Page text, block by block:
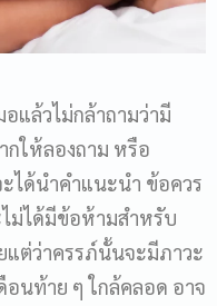
แล้วไม่กล้าถามว่ามี
กให้ลองถาม หรือ
ได้นำคำแนะนำ ข้อควร
ม่ได้มีข้อห้ามสำหรับ
แต่ว่าครรภ์นั้นจะมีภาวะ
นท้าย ๆ ใกล้คลอด อาจ